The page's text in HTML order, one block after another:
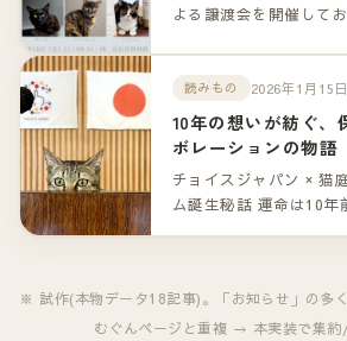
よる譲渡会を開催して
ゃん。（一部掲載）
読みもの 2026年1月15
10年の想いが紡ぐ、
ボレーションの物語
チョイスジャパン × 猫
ム誕生秘話 運命は10年
た。 企業として保護
その形は「コラボレー
※ 試作(本物データ18記事)。「お知らせ」の多
むぐんページと重複 → 本実装で集約/